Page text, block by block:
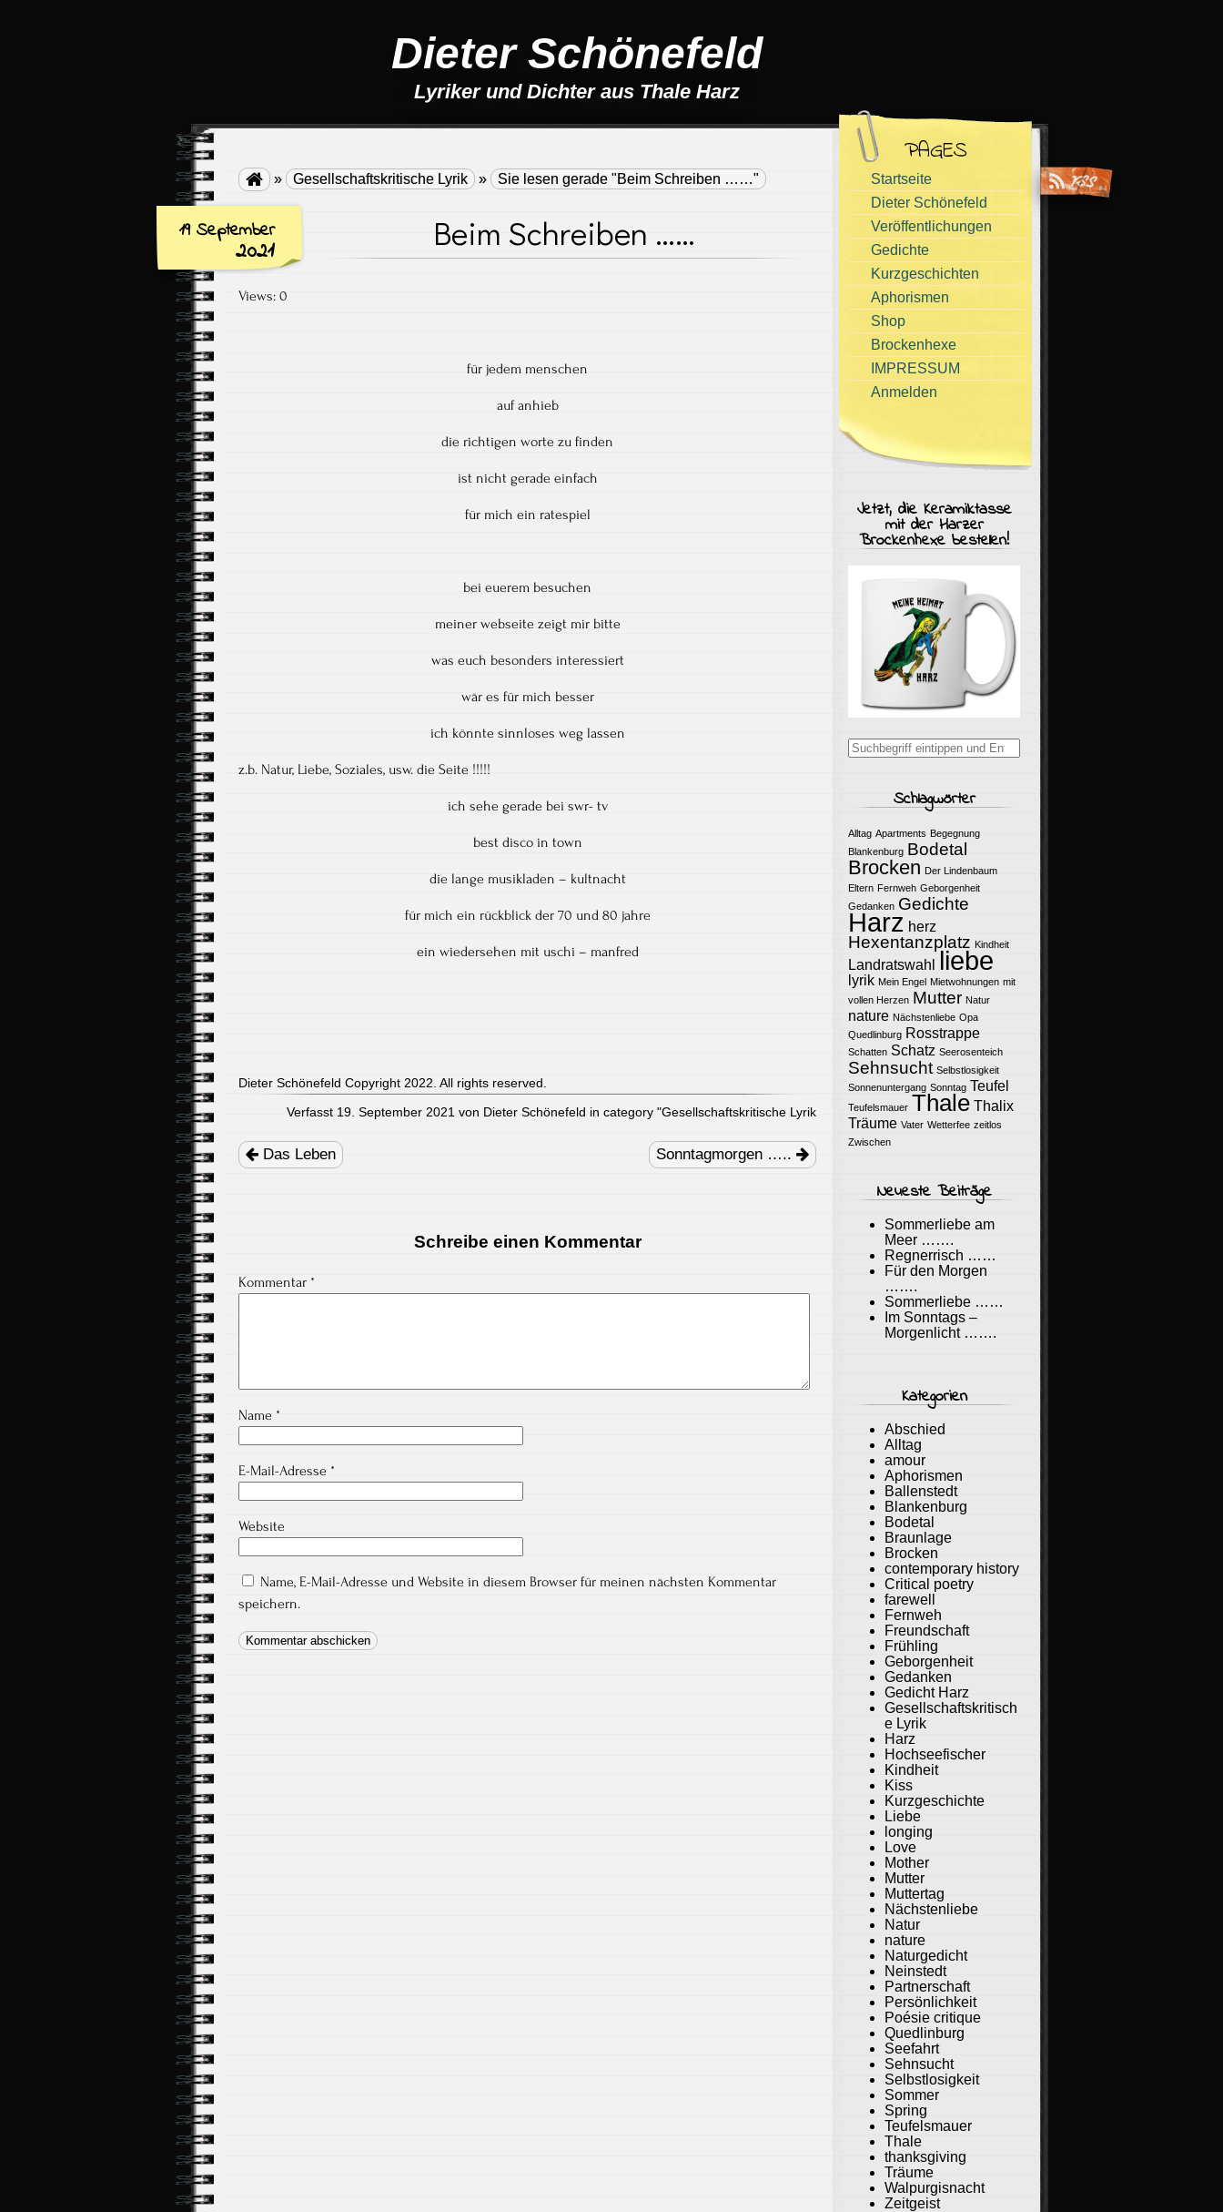
Dieter Schönefeld
Lyriker und Dichter aus Thale Harz
 » Gesellschaftskritische Lyrik » Sie lesen gerade "Beim Schreiben ……"
19 September
2021 Beim Schreiben ……
Views: 0
für jedem menschen
auf anhieb
die richtigen worte zu finden
ist nicht gerade einfach
für mich ein ratespiel
bei euerem besuchen
meiner webseite zeigt mir bitte
was euch besonders interessiert
wär es für mich besser
ich könnte sinnloses weg lassen
z.b. Natur, Liebe, Soziales, usw. die Seite !!!!!
ich sehe gerade bei swr- tv
best disco in town
die lange musikladen – kultnacht
für mich ein rückblick der 70 und 80 jahre
ein wiedersehen mit uschi – manfred
Dieter Schönefeld Copyright 2022. All rights reserved.
Verfasst 19. September 2021 von Dieter Schönefeld in category "Gesellschaftskritische Lyrik
navigation
Das Leben Sonntagmorgen …..
Schreibe einen Kommentar
Kommentar *
Name *
E-Mail-Adresse *
Website
Name, E-Mail-Adresse und Website in diesem Browser für meinen nächsten Kommentar
speichern.
PAGES
Startseite
Dieter Schönefeld
Veröffentlichungen
Gedichte
Kurzgeschichten
Aphorismen
Shop
Brockenhexe
IMPRESSUM
Anmelden
Jetzt, die Keramiktasse
mit der Harzer
Brockenhexe bestellen!
Suchergebnisse
für:
Schlagwörter
Alltag Apartments Begegnung
Blankenburg Bodetal
Brocken Der Lindenbaum
Eltern Fernweh Geborgenheit
Gedanken Gedichte
Harz herz
Hexentanzplatz Kindheit
Landratswahl liebe
lyrik Mein Engel Mietwohnungen mit
vollen Herzen Mutter Natur
nature Nächstenliebe Opa
Quedlinburg Rosstrappe
Schatten Schatz Seerosenteich
Sehnsucht Selbstlosigkeit
Sonnenuntergang Sonntag Teufel
Teufelsmauer Thale Thalix
Träume Vater Wetterfee zeitlos
Zwischen
Neueste Beiträge
Sommerliebe am
Meer …….
Regnerrisch ……
Für den Morgen
…….
Sommerliebe ……
Im Sonntags –
Morgenlicht …….
Kategorien
Abschied
Alltag
amour
Aphorismen
Ballenstedt
Blankenburg
Bodetal
Braunlage
Brocken
contemporary history
Critical poetry
farewell
Fernweh
Freundschaft
Frühling
Geborgenheit
Gedanken
Gedicht Harz
Gesellschaftskritisch
e Lyrik
Harz
Hochseefischer
Kindheit
Kiss
Kurzgeschichte
Liebe
longing
Love
Mother
Mutter
Muttertag
Nächstenliebe
Natur
nature
Naturgedicht
Neinstedt
Partnerschaft
Persönlichkeit
Poésie critique
Quedlinburg
Seefahrt
Sehnsucht
Selbstlosigkeit
Sommer
Spring
Teufelsmauer
Thale
thanksgiving
Träume
Walpurgisnacht
Zeitgeist